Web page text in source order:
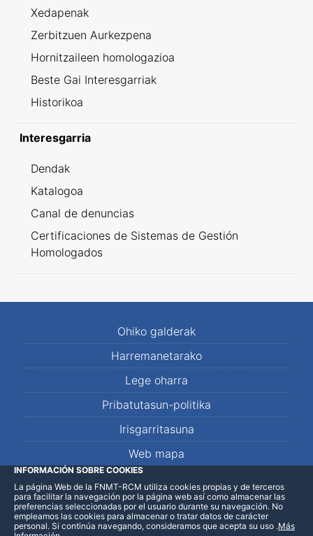
Xedapenak
Zerbitzuen Aurkezpena
Hornitzaileen homologazioa
Beste Gai Interesgarriak
Historikoa
Interesgarria
Dendak
Katalogoa
Canal de denuncias
Certificaciones de Sistemas de Gestión
Homologados
Ohiko galderak
Harremanetarako
Lege oharra
Pribatutasun-politika
Irisgarritasuna
Web mapa
LinkedInFacebookWhatsApp
INFORMACIÓN SOBRE COOKIES
La página Web de la FNMT-RCM utiliza cookies propias y de terceros
para facilitar la navegación por la página web así como almacenar las
preferencias seleccionadas por el usuario durante su navegación. No
empleamos las cookies para almacenar o tratar datos de carácter
personal. Si continúa navegando, consideramos que acepta su uso .Más